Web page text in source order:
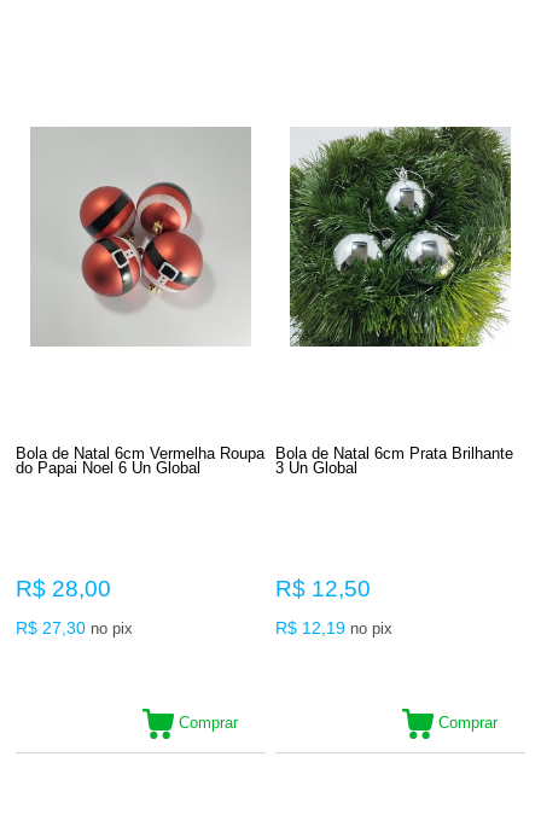
Bola de Natal 6cm Vermelha Roupa
do Papai Noel 6 Un Global
R$ 28,00
R$ 27,30 no pix
Comprar
Bola de Natal 6cm Prata Brilhante
3 Un Global
R$ 12,50
R$ 12,19 no pix
Comprar